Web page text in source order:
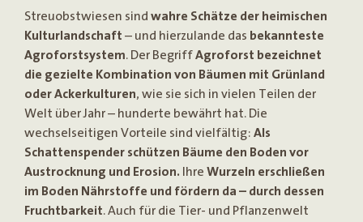
Streuobstwiesen sind wahre Schätze der heimischen
Kulturlandschaft – und hierzulande das bekannteste
Agroforstsystem. Der BegriffAgroforst bezeichnet
die gezielte Kombination von Bäumen mit Grünland
oder Ackerkulturen, wie sie sich in vielen Teilen der
Welt über Jahr – hunderte bewährt hat. Die
wechselseitigen Vorteile sind vielfältig: Als
Schattenspender schützen Bäume den Boden vor
Austrocknung und Erosion. Ihre Wurzeln erschließen
im Boden Nährstoffe und fördern da – durch dessen
Fruchtbarkeit. Auch für die Tier- und Pflanzenwelt